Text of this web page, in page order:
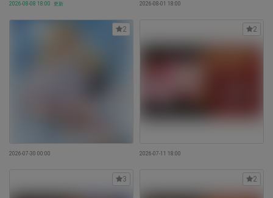
2026-08-08 18:00 更新 2026-08-01 18:00
2026-07-30 00:00
2
2026-07-11 18:00
2
3 2